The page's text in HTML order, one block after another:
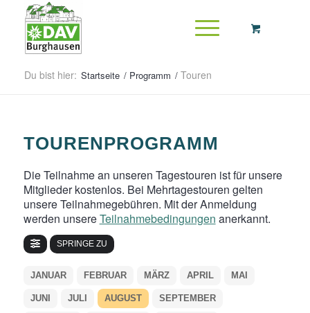
Du bist hier: Startseite / Programm / Touren
TOURENPROGRAMM
Die Teilnahme an unseren Tagestouren ist für unsere
Mitglieder kostenlos. Bei Mehrtagestouren gelten
unsere Teilnahmegebühren. Mit der Anmeldung
werden unsereTeilnahmebedingungen anerkannt.
SPRINGE ZU
JANUAR FEBRUAR MÄRZ APRIL MAI
JUNI JULI AUGUST SEPTEMBER